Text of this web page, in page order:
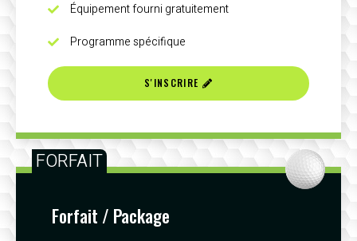
Équipement fourni gratuitement
Programme spécifique
S'INSCRIRE
FORFAIT
Forfait / Package